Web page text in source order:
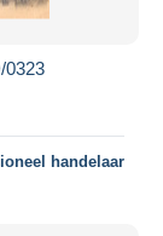
0323
handelaar